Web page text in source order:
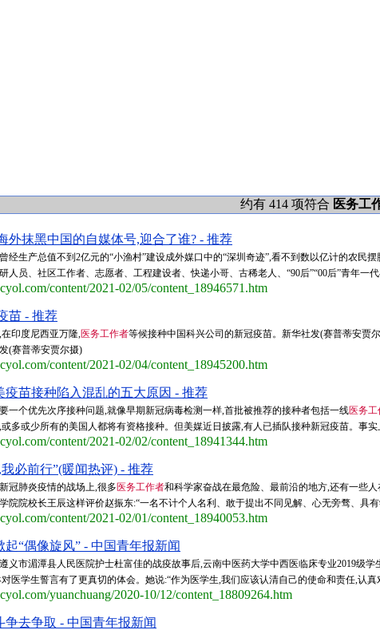
约有 414 项符合 医务工
外抹黑中国的自媒体号,迎合了谁? - 推荐
经生产总值不到2亿元的“小渔村”建设成外媒口中的“深圳奇迹”,看不到数以亿计的农民
人员、社区工作者、志愿者、工程建设者、快递小哥、古稀老人、“90后”“00后”青年
content/2021-02/05/content_18946571.htm
苗 - 推荐
印度尼西亚万隆,医务工作者等候接种中国科兴公司的新冠疫苗。新华社发(赛普蒂安
(赛普蒂安贾尔摄)
content/2021-02/04/content_18945200.htm
疫苗接种陷入混乱的五大原因 - 推荐
一个优先次序接种问题,就像早期新冠病毒检测一样,首批被推荐的接种者包括一线医务
多或少所有的美国人都将有资格接种。但美媒近日披露,有人已插队接种新冠疫苗。事
content/2021-02/02/content_18941344.htm
必前行”(暖闻热评) - 推荐
冠肺炎疫情的战场上,很多 医务工作者和科学家奋战在最危险、最前沿的地方,还有一些
院院校长王辰这样评价赵振东:“一名不计个人名利、敢于提出不同见解、心无旁骛、具
content/2021-02/01/content_18940053.htm
起“偶像旋风” - 中国青年报新闻
义市湄潭县人民医院护士杜富佳的战疫故事后,云南中医药大学中西医临床专业2019级学
医学生誓言有了更真切的体会。她说:“作为医学生,我们应该认清自己的使命和责任,认
yuanchuang/2020-10/12/content_18809264.htm
争去争取 - 中国青年报新闻